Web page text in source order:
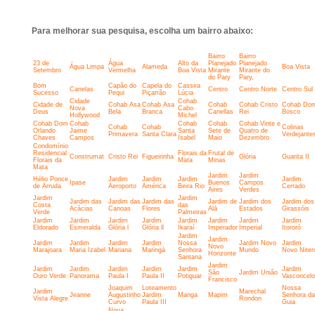
Para melhorar sua pesquisa, escolha um bairro abaixo:
23 de
Setembro
Água Limpa
Água
Vermelha
Alameda
Alto da
Boa Vista
Bairro
Planejado
Mirante
do Pary
Bairro
Planejado
Mirante do
Pary,
Boa Vista
Bom
Sucesso
Canelas
Capão do
Pequi
Capela do
Piçarrão
Cassira
Lúcia
Centro Centro Norte Centro Sul
Cidade de
Deus
Cidade
Nova
Hollywood
Cohab Asa
Bela
Cohab Asa
Branca
Cohab
Cabo
Michel
Cohab
Canellas
Cohab Cristo
Rei
Cohab
Bosco
Cohab Dom
Orlando
Chaves
Cohab
Jaime
Campos
Cohab
Primavera
Cohab
Santa Clara
Cohab
Santa
Isabel
Cohab
Sete de
Maio
Cohab Vinte e
Quatro de
Dezembro
Colinas
Condomínio
Residencial
Florais da
Mata
Construmat Cristo Rei Figueirinha
Florais da
Mata
Frutal de
Minas
Glória Guarita II
Hélio Ponce
de Arruda
Ipase
Jardim
Aeroporto
Jardim
América
Jardim
Beira Rio
Jardim
Buenos
Aires
Jardim
Campos
Verdes
Jardim
Cerrado
Jardim
Costa
Verde
Jardim das
Acácias
Jardim das
Canoas
Jardim das
Flores
Jardim
das
Palmeiras
Jardim de
Alá
Jardim dos
Estados
Jardim dos
Girassóis
Jardim
Eldorado
Jardim
Esmeralda
Jardim
Glória l
Jardim
Glória ll
Jardim
Ikaraí
Jardim
Imperador
Jardim
Imperial
Jardim
Itororó
Jardim
Marajoara
Jardim
Maria Izabel
Jardim
Mariana
Jardim
Maringá
Jardim
Nossa
Senhora
Santana
Jardim
Novo
Horizonte
Jardim Novo
Mundo
Jardim
Novo
Jardim
Ouro Verde
Jardim
Panorama
Jardim
Paula I
Jardim
Paula II
Jardim
Potiguar
Jardim
São
Francisco
Jardim União
Jardim
Jardim
Vista Alegre Jeanne
Joaquim
Augustinho
Curvo
Loteamento
Jardim
Paula III
Manga Mapim
Marechal
Rondon
Nossa
Senhora da
Guia